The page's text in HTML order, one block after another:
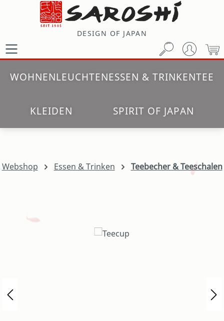
Zum Hauptinhalt springen
DESIGN OF JAPAN
WOHNENLEUCHTENESSEN & TRINKENTEE
KLEIDEN SPIRIT OF JAPAN
Webshop Essen & Trinken Teebecher & Teeschalen
Bildergalerie überspringen